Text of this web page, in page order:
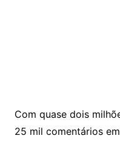
Com quase dois
25 mil comentários